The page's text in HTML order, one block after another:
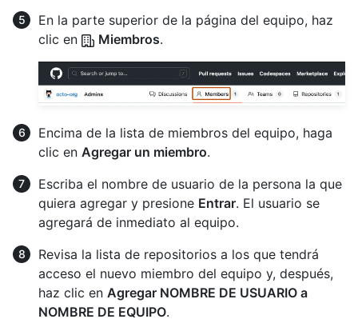
En la parte superior de la página del equipo, haz
clic en
Miembros.
Encima de la lista de miembros del equipo, haga
clic en Agregar un miembro.
Escriba el nombre de usuario de la persona la que
quiera agregar y presione Entrar. El usuario se
agregará de inmediato al equipo.
Revisa la lista de repositorios a los que tendrá
acceso el nuevo miembro del equipo y, después,
haz clic en Agregar NOMBRE DE USUARIO a
NOMBRE DE EQUIPO.